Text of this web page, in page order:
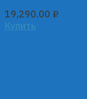
19,290.00 ₽
Купить